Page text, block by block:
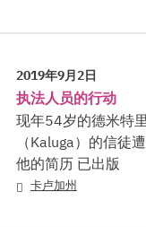
2019年9月2日
执法人员的行动
现年54岁的德米特
（Kaluga）的信徒
他的简历 已出版
卡卢加州